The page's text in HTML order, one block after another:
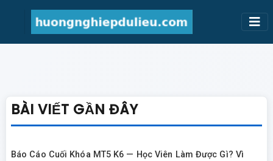
BÀI VIẾT GẦN ĐÂY
Báo Cáo Cuối Khóa MT5 K6 — Học Viên Làm Được Gì? Vì